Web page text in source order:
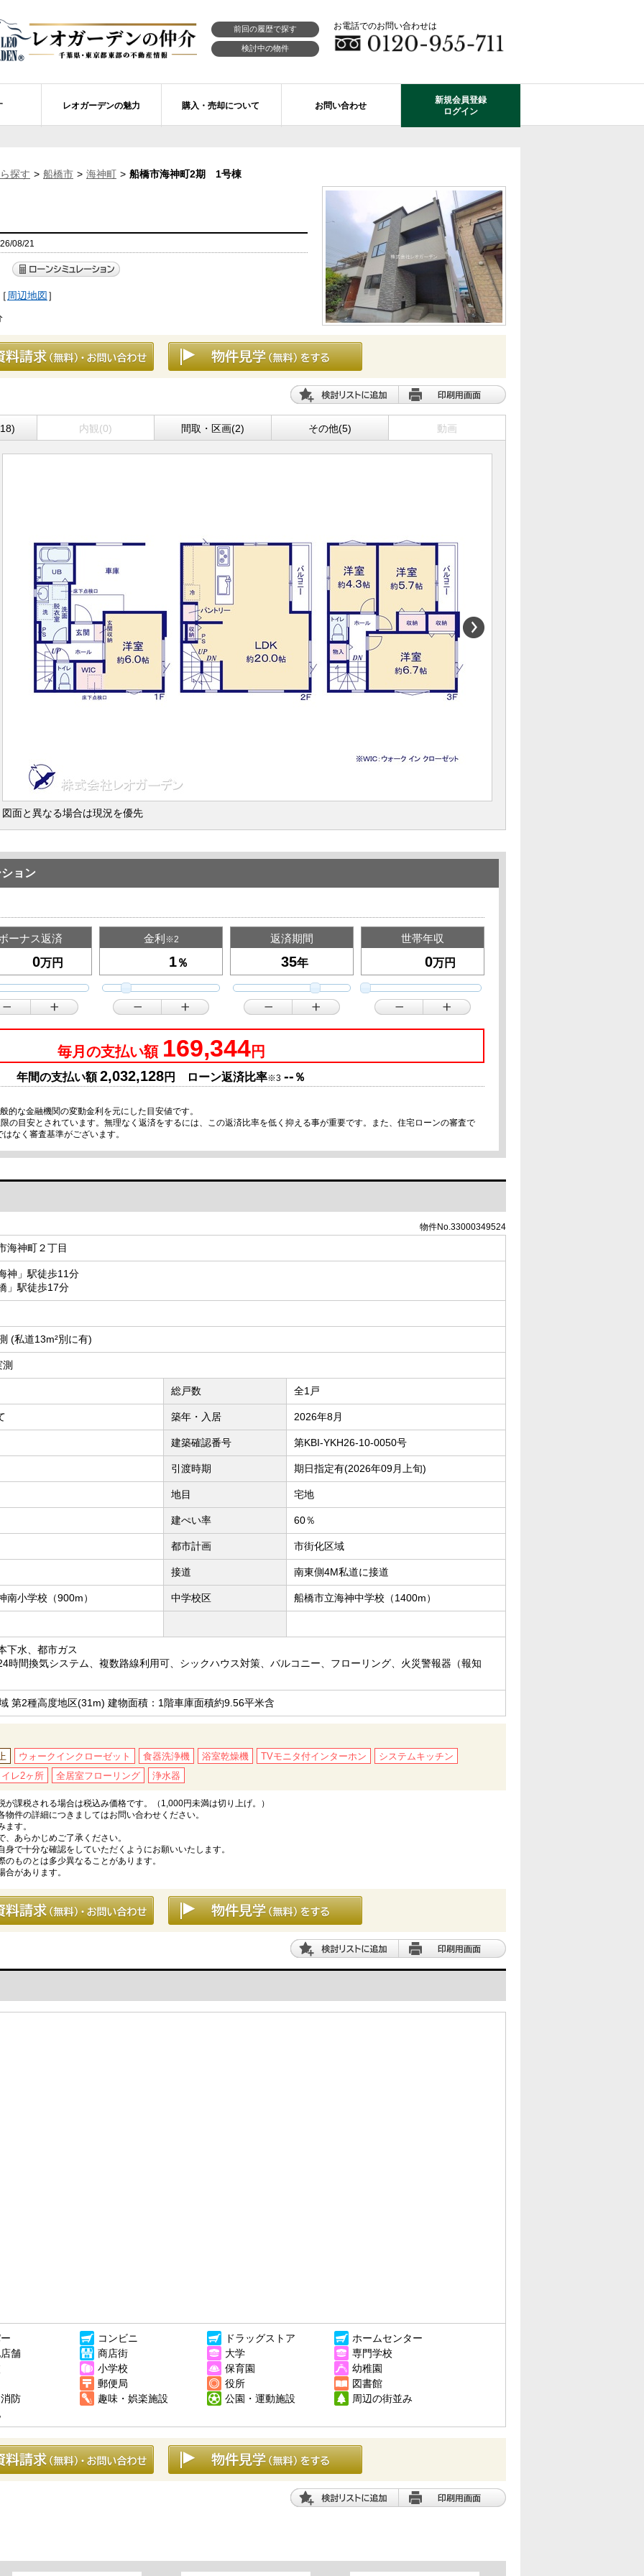
前回の履歴で探す
検討中の物件
お電話でのお問い合わせは
習志野市のレオガーデン
レオガーデン成田 双響の街
レオガーデン北習志野 槙の杜 レオガーデン前貝塚町 澪の杜
レオガーデン船橋 大楠の杜 レオガーデン船橋 静音の杜
レオガーデン成田 寛朝の杜
新築戸建てを探す
学区から探す
習志野市の学区から探す 成田市の学区から探す
お預かりしている物件 プール付住宅が建てられる物件
レオガーデンの魅力
レオ・ラグジュアリー住宅
エクステリア&ガーデン
レオガーデンオーナーズ倶楽部
断熱性能
購入・売却について
売買物件リクエスト
不動産はどうしたらいい？？
お問い合わせ
新規会員登録
ログイン
探す 船橋市 海神町 船橋市海神町2期 1号棟
08/21
周辺地図］
内観(0) 間取・区画(2) その他(5) 動画
図面と異なる場合は現況を優先
ョン
ーナス返済
万円
金利 ※2
％
返済期間
年
世帯年収
万円
毎月の支払い額 169,344円
年間の支払い額2,032,128円 ローン返済比率※3 -- ％
な金融機関の変動金利を元にした目安値です。
目安とされています。無理なく返済をするには、この返済比率を低く抑える事が重要です。また、住宅ローンの審査で
なく審査基準がございます。
物件No.33000349524
海神町２丁目
神」駅徒歩11分
」駅徒歩17分
(私道13m²別に有)
総戸数 全1戸
築年・入居 2026年8月
建築確認番号 第KBI-YKH26-10-0050号
引渡時期 期日指定有(2026年09月上旬)
地目 宅地
建ぺい率 60％
都市計画 市街化区域
接道 南東側4M私道に接道
南小学校（900m） 中学校区 船橋市立海神中学校（1400m）
下水、都市ガス
時間換気システム、複数路線利用可、シックハウス対策、バルコニー、フローリング、火災警報器（報知
第2種高度地区(31m) 建物面積：1階車庫面積約9.56平米含
ウォークインクローゼット 食器洗浄機 浴室乾燥機 TVモニタ付インターホン
システムキッチン
レ2ヶ所
全居室フローリング 浄水器
課税される場合は税込み価格です。（1,000円未満は切り上げ。）
件の詳細につきましてはお問い合わせください。
す。
あらかじめご了承ください。
で十分な確認をしていただくようにお願いいたします。
ものとは多少異なることがあります。
があります。
コンビニ ドラッグストア
ホームセンター
舗
商店街 大学
専門学校
小学校 保育園
幼稚園
郵便局
役所
図書館
防
趣味・娯楽施設 公園・運動施設
周辺の街並み